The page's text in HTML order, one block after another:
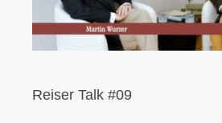
Reiser Talk #09